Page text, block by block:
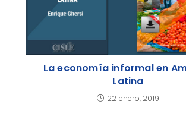
La economía informal en
Latina
22 enero, 2019